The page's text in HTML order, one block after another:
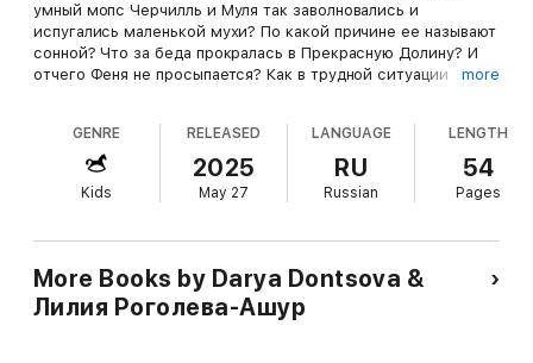
умный мопс Черчилль и Муля так заволновались и
испугались маленькой мухи? По какой причине ее называют
сонной? Что за беда прокралась в Прекрасную Долину? И
отчего Феня не просыпается? Как в трудной ситуации
сказку «Золушка». Там они узнают, что же случилось!
Долгий и трудный путь, полный приключений, предстоит
жителям Мопсхауса. А пройдя его, они поймут: нет на свете
лучшей страны, чем твоя Родина!
Серия сказочных повестей от известной писательницы
Дарьи Донцовой!
«Сказки Прекрасной Долины» – это книги для чтения всей
more
GENRE
Kids
RELEASED
2025
May 27
LANGUAGE
RU
Russian
LENGTH
54
Pages
More Books by Darya Dontsova &
Лилия Роголева-Ашур